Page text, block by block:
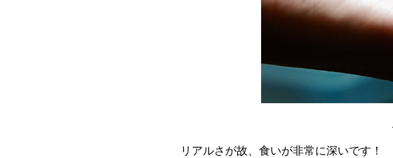
リアルさが故、食いが非常に深いです！